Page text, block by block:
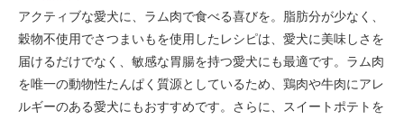
アクティブな愛犬に、ラム肉で食べる喜びを。脂肪分が少なく、
穀物不使用でさつまいもを使用したレシピは、愛犬に美味しさを
届けるだけでなく、敏感な胃腸を持つ愛犬にも最適です。ラム肉
を唯一の動物性たんぱく質源としているため、鶏肉や牛肉にアレ
ルギーのある愛犬にもおすすめです。さらに、スイートポテトを